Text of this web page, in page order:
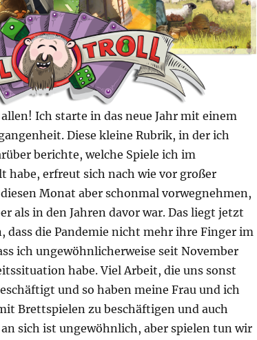
allen! Ich starte in das neue Jahr mit einem
Diese kleine Rubrik, in der ich
berichte, welche Spiele ich im
habe, erfreut sich nach wie vor großer
Monat aber schonmal vorwegnehmen,
als in den Jahren davor war. Das liegt jetzt
dass die Pandemie nicht mehr ihre Finger im
ich ungewöhnlicherweise seit November
habe. Viel Arbeit, die uns sonst
und so haben meine Frau und ich
Brettspielen zu beschäftigen und auch
sich ist ungewöhnlich, aber spielen tun wir